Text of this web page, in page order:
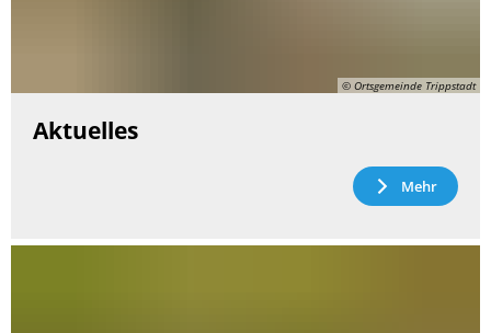
© Ortsgemeinde Trippstadt
Aktuelles
Mehr